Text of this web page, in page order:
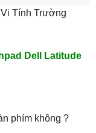
Tính Trường
Dell Latitude
phím không ?